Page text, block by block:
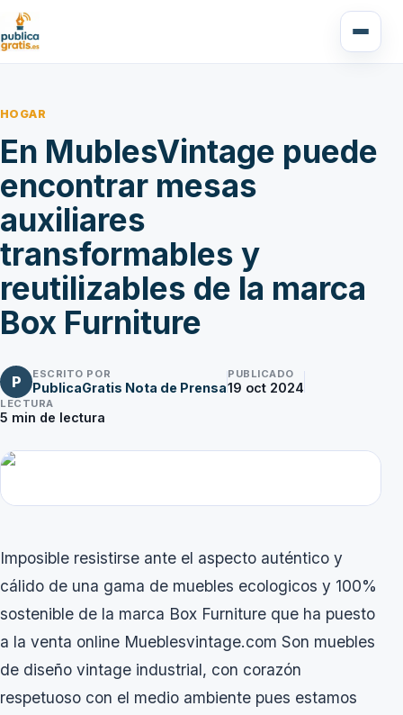
HOGAR
En MublesVintage puede
encontrar mesas
auxiliares
transformables y
reutilizables de la marca
Box Furniture
P ESCRITO POR
PublicaGratis Nota de Prensa
PUBLICADO
19 oct 2024
LECTURA
5 min de lectura
Imposible resistirse ante el aspecto auténtico y
cálido de una gama de muebles ecologicos y 100%
sostenible de la marca Box Furniture que ha puesto
a la venta online Mueblesvintage.com Son muebles
de diseño vintage industrial, con corazón
respetuoso con el medio ambiente pues estamos